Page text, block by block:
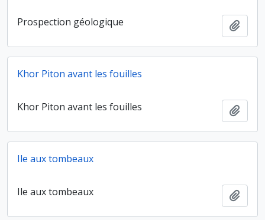
Prospection géologique
Khor Piton avant les fouilles
Khor Piton avant les fouilles
Ile aux tombeaux
Ile aux tombeaux